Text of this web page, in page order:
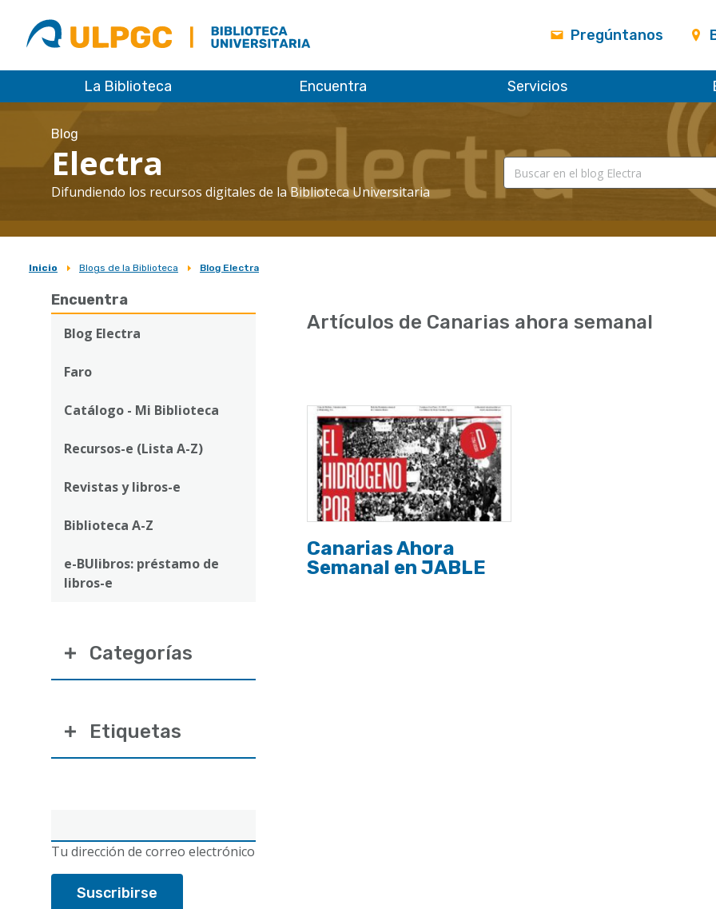
ULPGC
Biblioteca
ULPGC
Pregúntanos
La Biblioteca Encuentra Servicios
Blog
Electra
Difundiendo los recursos digitales de la Biblioteca Universitaria
Sobrescribir
enlaces
ayuda
navegación
Inicio Blogs de la Biblioteca Blog Electra
Encuentra
Blog Electra
Faro
Catálogo - Mi Biblioteca
Recursos-e (Lista A-Z)
Revistas y libros-e
Biblioteca A-Z
e-BUlibros: préstamo de
libros-e
electrónico
Tu dirección de correo electrónico
Categorías
Etiquetas
Artículos de Canarias ahora semanal
Canarias Ahora
Semanal en JABLE